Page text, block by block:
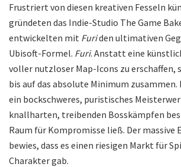
Frustriert von diesen kreativen Fesseln
gründeten das Indie-Studio The Game
entwickelten mit Furiden ultimativen
Ubisoft-Formel. Furi. Anstatt eine
voller nutzloser Map-Icons zu erschaffen,
bis auf das absolute Minimum zusammen.
ein bockschweres, puristisches
knallharten, treibenden Bosskämpfen
Raum für Kompromisse ließ. Der massive
bewies, dass es einen riesigen Markt für
Charakter gab.